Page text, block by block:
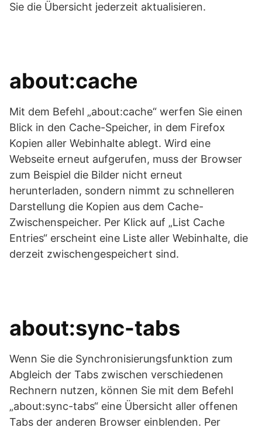
Sie die Übersicht jederzeit aktualisieren.
about:cache
Mit dem Befehl „about:cache“ werfen Sie einen
Blick in den Cache-Speicher, in dem Firefox
Kopien aller Webinhalte ablegt. Wird eine
Webseite erneut aufgerufen, muss der Browser
zum Beispiel die Bilder nicht erneut
herunterladen, sondern nimmt zu schnelleren
Darstellung die Kopien aus dem Cache-
Zwischenspeicher. Per Klick auf „List Cache
Entries“ erscheint eine Liste aller Webinhalte, die
derzeit zwischengespeichert sind.
about:sync-tabs
Wenn Sie die Synchronisierungsfunktion zum
Abgleich der Tabs zwischen verschiedenen
Rechnern nutzen, können Sie mit dem Befehl
„about:sync-tabs“ eine Übersicht aller offenen
Tabs der anderen Browser einblenden. Per